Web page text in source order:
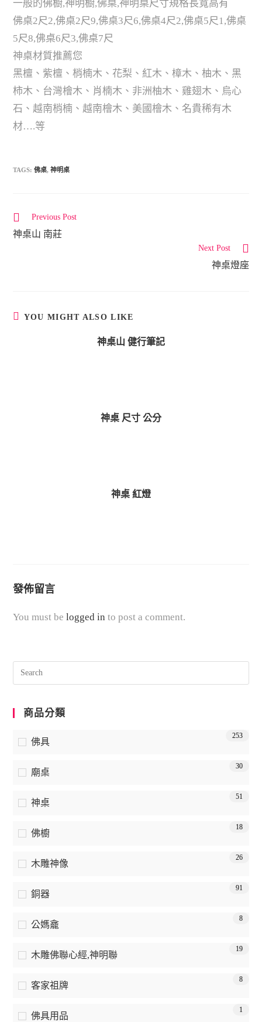
一般的佛橱,神明橱,佛桌,神明桌尺寸規格長寬高有
佛桌2尺2,佛桌2尺9,佛桌3尺6,佛桌4尺2,佛桌5尺1,佛桌
5尺8,佛桌6尺3,佛桌7尺
神桌材質推薦您
黑檀、紫檀、梢楠木、花梨、紅木、樟木、柚木、黑
柿木、台灣檜木、肖楠木、非洲柚木、雞翅木、烏心
石、越南梢楠、越南檜木、美國檜木、名貴稀有木
材….等
TAGS:佛桌, 神明桌
C
o
u
Previous Post
神桌山 南莊
Next Post
神桌燈座
YOU MIGHT ALSO LIKE
神桌山 健行筆記
神桌 尺寸 公分
神桌 紅燈
發佈留言
You must belogged in to post a comment.
商品分類
佛具
253
廟桌
30
神桌
51
佛櫥
18
木雕神像
26
銅器
91
公媽龕
8
木雕佛聯心經,神明聯
19
客家祖牌
8
佛具用品
1